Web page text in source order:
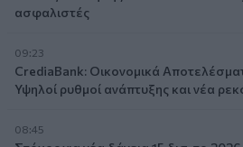
ασφαλιστές
09:23
CrediaBank: Οικονομικά
Υψηλοί ρυθμοί ανάπτυξης και νέα
08:45